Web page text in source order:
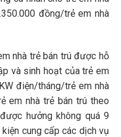
đồng/trẻ em nhà
nhà trẻ bán trú được hỗ
và sinh hoạt của trẻ em
điện/tháng/trẻ em nhà
em nhà trẻ bán trú theo
hưởng không quá 9
cung cấp các dịch vụ